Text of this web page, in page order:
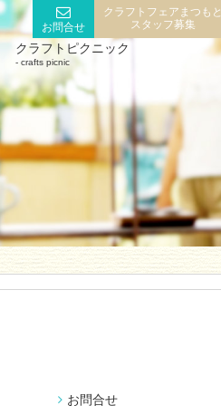
クラフトピクニック
crafts picnic
お問合せ
クラフトフェアまつもと
スタッフ募集
お問合せ